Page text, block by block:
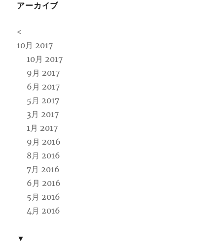
アーカイブ
<
10月 2017
10月 2017
9月 2017
6月 2017
5月 2017
3月 2017
1月 2017
9月 2016
8月 2016
7月 2016
6月 2016
5月 2016
4月 2016
▼